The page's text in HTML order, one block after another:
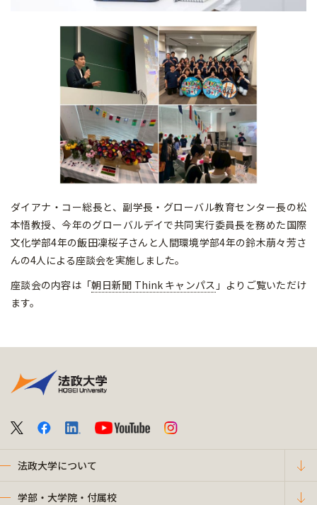
ダイアナ・コー総長と、副学長・グローバル教育センター長の松
本悟教授、今年のグローバルデイで共同実行委員長を務めた国際
文化学部4年の飯田凜桜子さんと人間環境学部4年の鈴木萠々芳さ
んの4人による座談会を実施しました。
座談会の内容は「朝日新聞 Think キャンパス 」よりご覧いただけ
ます。
法政大学について
学部・大学院・付属校